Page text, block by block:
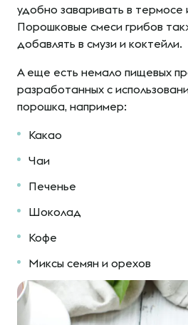
удобно заваривать в термосе
Порошковые смеси грибов
добавлять в смузи и коктейли.
А еще есть немало пищевых
разработанных с
порошка, например:
Какао
Чаи
Печенье
Шоколад
Кофе
Миксы семян и орехов